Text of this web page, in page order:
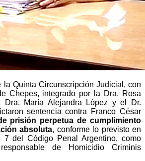
la Quinta Circunscripción Judicial, con
Chepes, integrado por la Dra. Rosa
Dra. María Alejandra López y el Dr.
sentencia contra Franco César
prisión perpetua de cumplimiento
absoluta, conforme lo previsto en
del Código Penal Argentino, como
de Homicidio Criminis